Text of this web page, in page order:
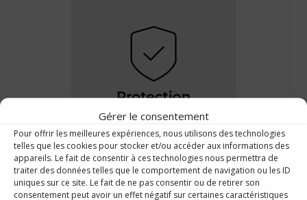
Gérer le consentement
Pour offrir les meilleures expériences, nous utilisons des technologies
telles que les cookies pour stocker et/ou accéder aux informations des
appareils. Le fait de consentir à ces technologies nous permettra de
traiter des données telles que le comportement de navigation ou les ID
uniques sur ce site. Le fait de ne pas consentir ou de retirer son
consentement peut avoir un effet négatif sur certaines caractéristiques